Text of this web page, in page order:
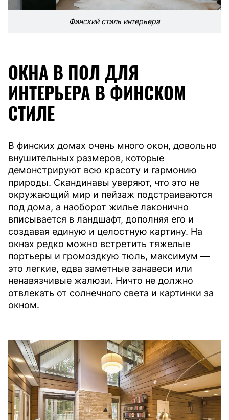
Финский стиль интерьера
ОКНА В ПОЛ ДЛЯ
ИНТЕРЬЕРА В ФИНСКОМ
СТИЛЕ
В финских домах очень много окон, довольно
внушительных размеров, которые
демонстрируют всю красоту и гармонию
природы. Скандинавы уверяют, что это не
окружающий мир и пейзаж подстраиваются
под дома, а наоборот жилье лаконично
вписывается в ландшафт, дополняя его и
создавая единую и целостную картину. На
окнах редко можно встретить тяжелые
портьеры и громоздкую тюль, максимум —
это легкие, едва заметные занавеси или
ненавязчивые жалюзи. Ничто не должно
отвлекать от солнечного света и картинки за
окном.